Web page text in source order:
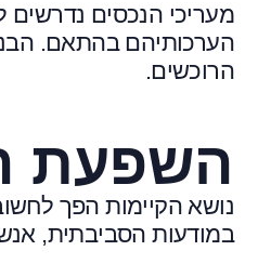
מעריכי הנכסים
הערכותיהם בהתאם.
הרוכשים.
השפעת
נושא הקיימות הפך
במודעות הסביבתית,